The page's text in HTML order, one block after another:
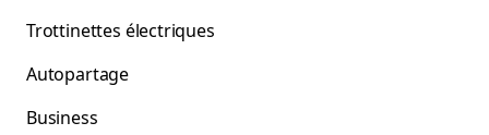
Trottinettes électriques
Autopartage
Business